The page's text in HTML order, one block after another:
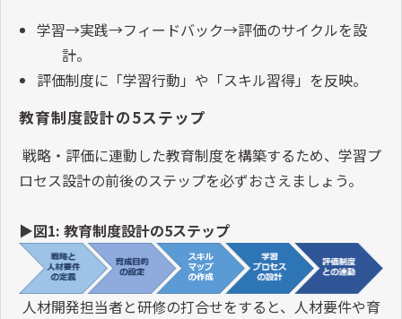
学習→実践→フィードバック→評価のサイクルを設
計。
評価制度に「学習行動」や「スキル習得」を反映。
教育制度設計の5ステップ
戦略・評価に連動した教育制度を構築するため、学習プ
ロセス設計の前後のステップを必ずおさえましょう。
▶図1: 教育制度設計の5ステップ
人材開発担当者と研修の打合せをすると、人材要件や育